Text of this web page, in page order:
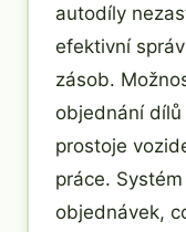
autodíly
efektivní
zásob.
objednání dílů
prostoje
práce.
objednávek,